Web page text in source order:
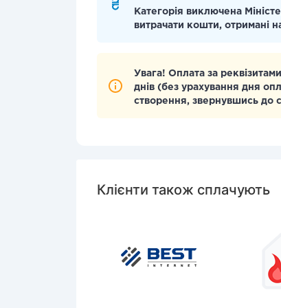
Категорія виключена
витрачати кошти, отримані
Увага! Оплата за
днів (без урахування дня
створення, звернувшись до
Клієнти також сплачують